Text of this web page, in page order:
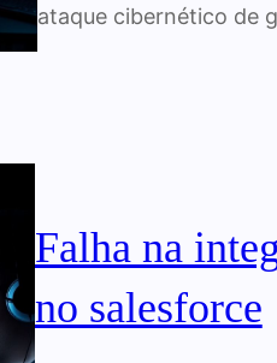
ataque cibernético de
Falha na
no salesforce